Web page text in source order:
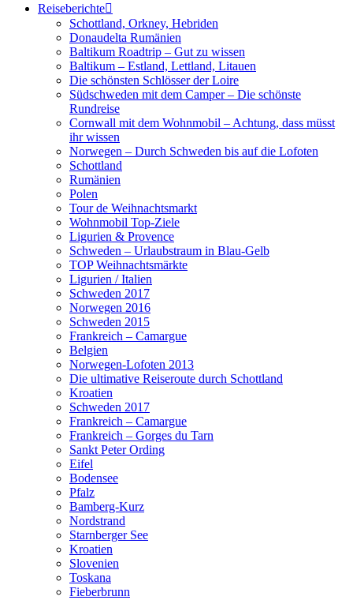
Reiseberichte
Schottland, Orkney, Hebriden
Donaudelta Rumänien
Baltikum Roadtrip – Gut zu wissen
Baltikum – Estland, Lettland, Litauen
Die schönsten Schlösser der Loire
Südschweden mit dem Camper – Die schönste
Rundreise
Cornwall mit dem Wohnmobil – Achtung, dass müsst
ihr wissen
Norwegen – Durch Schweden bis auf die Lofoten
Schottland
Rumänien
Polen
Tour de Weihnachtsmarkt
Wohnmobil Top-Ziele
Ligurien & Provence
Schweden – Urlaubstraum in Blau-Gelb
TOP Weihnachtsmärkte
Ligurien / Italien
Schweden 2017
Norwegen 2016
Schweden 2015
Frankreich – Camargue
Belgien
Norwegen-Lofoten 2013
Die ultimative Reiseroute durch Schottland
Kroatien
Schweden 2017
Frankreich – Camargue
Frankreich – Gorges du Tarn
Sankt Peter Ording
Eifel
Bodensee
Pfalz
Bamberg-Kurz
Nordstrand
Starnberger See
Kroatien
Slovenien
Toskana
Fieberbrunn